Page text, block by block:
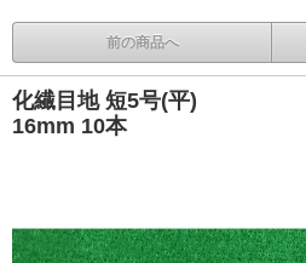
前の商品へ
化繊目地 短5号(平)
16mm 10本